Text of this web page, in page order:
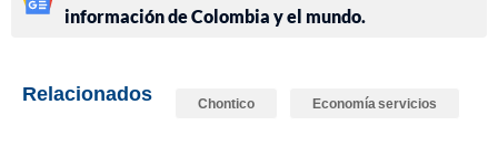
información de Colombia y el mundo.
Relacionados Chontico Economía servicios